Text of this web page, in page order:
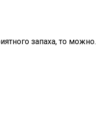
запаха, то можно.